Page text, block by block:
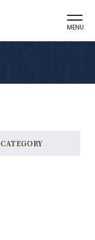
MENU
CATEGORY